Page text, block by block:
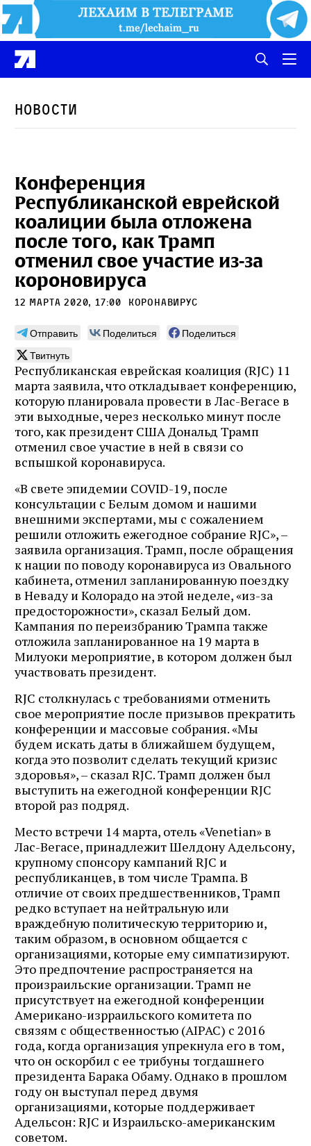
Новости
Конференция
Республиканской еврейской
коалиции была отложена
после того, как Трамп
отменил свое участие из-за
короновируса
12 марта 2020, 17:00 коронавирус
Отправить Поделиться
Поделиться
Твитнуть
Республиканская еврейская коалиция (RJC) 11
марта заявила, что откладывает конференцию,
которую планировала провести в Лас-Вегасе в
эти выходные, через несколько минут после
того, как президент США Дональд Трамп
отменил свое участие в ней в связи со
вспышкой коронавируса.
«В свете эпидемии COVID-19, после
консультации с Белым домом и нашими
внешними экспертами, мы с сожалением
решили отложить ежегодное собрание RJC», –
заявила организация. Трамп, после обращения
к нации по поводу коронавируса из Овального
кабинета, отменил запланированную поездку
в Неваду и Колорадо на этой неделе, «из-за
предосторожности», сказал Белый дом.
Кампания по переизбранию Трампа также
отложила запланированное на 19 марта в
Милуоки мероприятие, в котором должен был
участвовать президент.
RJC столкнулась с требованиями отменить
свое мероприятие после призывов прекратить
конференции и массовые собрания. «Мы
будем искать даты в ближайшем будущем,
когда это позволит сделать текущий кризис
здоровья», – сказал RJC. Трамп должен был
выступить на ежегодной конференции RJC
второй раз подряд.
Место встречи 14 марта, отель «Venetian» в
Лас-Вегасе, принадлежит Шелдону Адельсону,
крупному спонсору кампаний RJC и
республиканцев, в том числе Трампа. В
отличие от своих предшественников, Трамп
редко вступает на нейтральную или
враждебную политическую территорию и,
таким образом, в основном общается с
организациями, которые ему симпатизируют.
Это предпочтение распространяется на
произраильские организации. Трамп не
присутствует на ежегодной конференции
Американо-изрраильского комитета по
связям с общественностью (AIPAC) с 2016
года, когда организация упрекнула его в том,
что он оскорбил с ее трибуны тогдашнего
президента Барака Обаму. Однако в прошлом
году он выступал перед двумя
организациями, которые поддерживает
Адельсон: RJC и Израильско-американским
советом.